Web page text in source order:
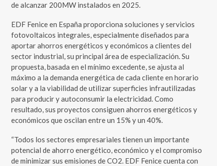
de alcanzar 200MW instalados en 2025.
EDF Fenice en España proporciona soluciones y servicios
fotovoltaicos integrales, especialmente diseñados para
aportar ahorros energéticos y económicos a clientes del
sector industrial, su principal área de especialización. Su
propuesta, basada en el mínimo excedente, se ajusta al
máximo a la demanda energética de cada cliente en horario
solar y a la viabilidad de utilizar superficies infrautilizadas
para producir y autoconsumir la electricidad. Como
resultado, sus proyectos consiguen ahorros energéticos y
económicos que oscilan entre un 15% y un 40%.
“Todos los sectores empresariales tienen un importante
potencial de ahorro energético, económico y el compromiso
de minimizar sus emisiones de CO2. EDF Fenice cuenta con